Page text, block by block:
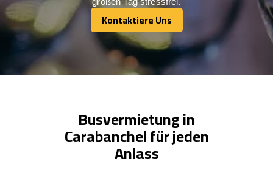
Kontaktiere Uns
Kontaktiere Uns
Busvermietung in
Carabanchel für jeden
Anlass